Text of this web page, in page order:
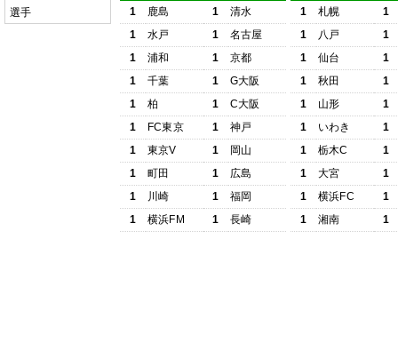
選手
1 鹿島 1
清水
1
水戸 1
名古屋
1
浦和 1
京都
1
千葉 1
G大阪
1
柏 1
C大阪
1
FC東京 1
神戸
1
東京V 1
岡山
1
町田 1
広島
1
川崎 1
福岡
1
横浜FM 1 長崎
1 札幌
1
1
八戸
1
1
仙台
1
1
秋田
1
1
山形
1
1
いわき
1
1
栃木C
1
1
大宮
1
1
横浜FC
1
1
湘南 1